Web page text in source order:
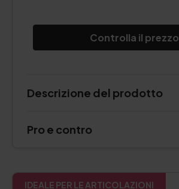
Controlla il prezzo
Descrizione del prodotto
Pro e contro
IDEALE PER LE ARTICOLAZIONI